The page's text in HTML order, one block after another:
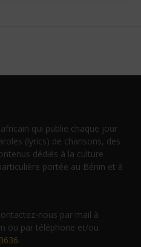
qui publie chaque jour
(lyrics) de chansons, des
dédiés à la culture
portée au Bénin et à
nous par mail à
ou par téléphone et/ou
.